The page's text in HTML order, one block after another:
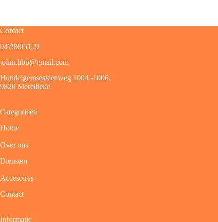
Contact
0479805129
jolini.hbb@gmail.com
Hundelgemsesteenweg 1004 -1006,
9820 Merelbeke
Categorieën
Home
Over ons
Diensten
Accesoires
Contact
Informatie